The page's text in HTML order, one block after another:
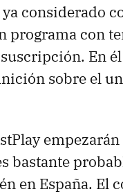
considerado
programa con
En
sobre el
bastante
en España. El